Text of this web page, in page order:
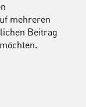
mehreren
Beitrag